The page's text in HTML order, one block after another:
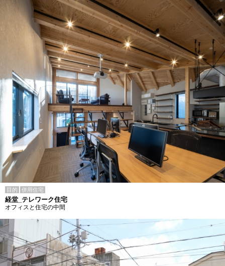
目的 併用住宅
経堂_テレワーク住宅
オフィスと住宅の中間